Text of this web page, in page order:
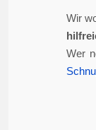
Wir
Wer